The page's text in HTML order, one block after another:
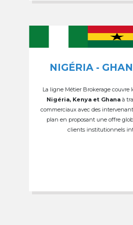
NIGÉRIA -
La ligne Métier Brokerage couvre
Nigéria, Kenya et Ghana à
commerciaux avec des
plan en proposant une offre
clients institutionnels